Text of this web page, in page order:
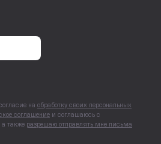
на обработку своих персональных
соглашение и соглашаюсь с
, а также разрешаю отправлять мне письма